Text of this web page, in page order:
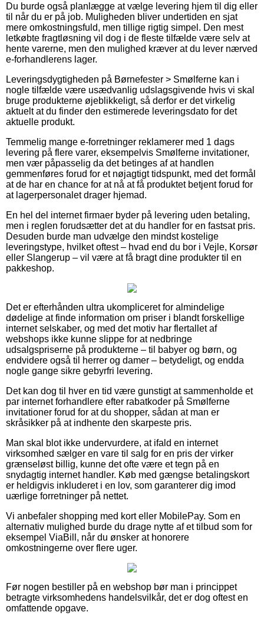
Du burde også planlægge at vælge levering hjem til dig eller
til når du er på job. Muligheden bliver undertiden en sjat
mere omkostningsfuld, men tillige rigtig simpel. Den mest
letkøbte fragtløsning vil dog i de fleste tilfælde være selv at
hente varerne, men den mulighed kræver at du lever nærved
e-forhandlerens lager.
Leveringsdygtigheden på Børnefester > Smølferne kan i
nogle tilfælde være usædvanlig udslagsgivende hvis vi skal
bruge produkterne øjeblikkeligt, så derfor er det virkelig
aktuelt at du finder den estimerede leveringsdato for det
aktuelle produkt.
Temmelig mange e-forretninger reklamerer med 1 dags
levering på flere varer, eksempelvis Smølferne invitationer,
men vær påpasselig da det betinges af at handlen
gemmenføres forud for et nøjagtigt tidspunkt, med det formål
at de har en chance for at nå at få produktet betjent forud for
at lagerpersonalet drager hjemad.
En hel del internet firmaer byder på levering uden betaling,
men i reglen forudsætter det at du handler for en fastsat pris.
Desuden burde man udvælge den mindst kostelige
leveringstype, hvilket oftest – hvad end du bor i Vejle, Korsør
eller Slangerup – vil være at få bragt dine produkter til en
pakkeshop.
Det er efterhånden ultra ukompliceret for almindelige
dødelige at finde information om priser i blandt forskellige
internet selskaber, og med det motiv har flertallet af
webshops ikke kunne slippe for at nedbringe
udsalgspriserne på produkterne – til babyer og børn, og
endvidere også til herrer og damer – betydeligt, og endda
nogle gange sikre gebyrfri levering.
Det kan dog til hver en tid være gunstigt at sammenholde et
par internet forhandlere efter rabatkoder på Smølferne
invitationer forud for at du shopper, sådan at man er
skråsikker på at indhente den skarpeste pris.
Man skal blot ikke undervurdere, at ifald en internet
virksomhed sælger en vare til salg for en pris der virker
grænseløst billig, kunne det ofte være et tegn på en
snydagtig internet handler. Køb med gængse betalingskort
er heldigvis inkluderet i en lov, som garanterer dig imod
uærlige forretninger på nettet.
Vi anbefaler shopping med kort eller MobilePay. Som en
alternativ mulighed burde du drage nytte af et tilbud som for
eksempel ViaBill, når du ønsker at honorere
omkostningerne over flere uger.
Før nogen bestiller på en webshop bør man i princippet
betragte virksomhedens handelsvilkår, det er dog oftest en
omfattende opgave.